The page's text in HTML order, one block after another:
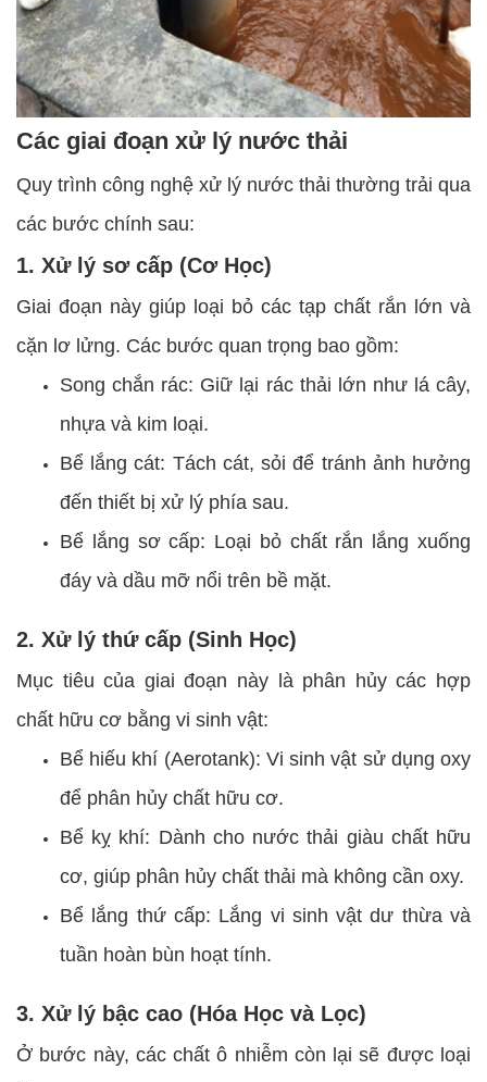
Các giai đoạn xử lý nước thải
Quy trình công nghệ xử lý nước thải thường trải qua
các bước chính sau:
1. Xử lý sơ cấp (Cơ Học)
Giai đoạn này giúp loại bỏ các tạp chất rắn lớn và
cặn lơ lửng. Các bước quan trọng bao gồm:
Song chắn rác: Giữ lại rác thải lớn như lá cây,
nhựa và kim loại.
Bể lắng cát: Tách cát, sỏi để tránh ảnh hưởng
đến thiết bị xử lý phía sau.
Bể lắng sơ cấp: Loại bỏ chất rắn lắng xuống
đáy và dầu mỡ nổi trên bề mặt.
2. Xử lý thứ cấp (Sinh Học)
Mục tiêu của giai đoạn này là phân hủy các hợp
chất hữu cơ bằng vi sinh vật:
Bể hiếu khí (Aerotank): Vi sinh vật sử dụng oxy
để phân hủy chất hữu cơ.
Bể kỵ khí: Dành cho nước thải giàu chất hữu
cơ, giúp phân hủy chất thải mà không cần oxy.
Bể lắng thứ cấp: Lắng vi sinh vật dư thừa và
tuần hoàn bùn hoạt tính.
3. Xử lý bậc cao (Hóa Học và Lọc)
Ở bước này, các chất ô nhiễm còn lại sẽ được loại